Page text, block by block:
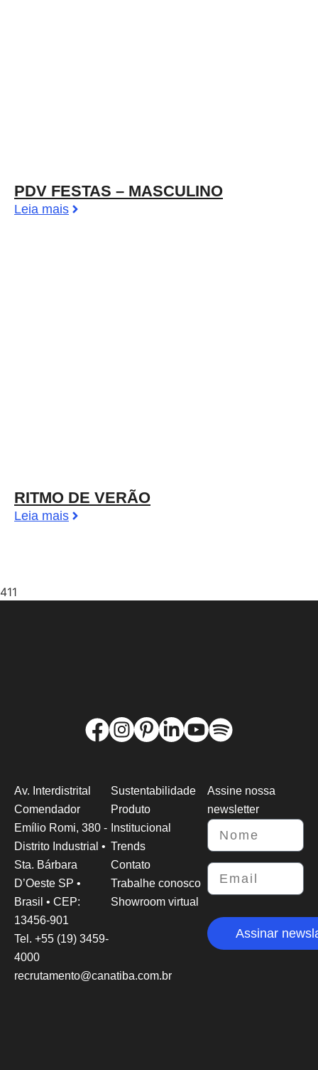
PDV FESTAS – MASCULINO
Leia mais
RITMO DE VERÃO
Leia mais
411
Av. Interdistrital
Comendador
Emílio Romi, 380 -
Distrito Industrial •
Sta. Bárbara
D’Oeste SP •
Brasil • CEP:
13456-901
Tel. +55 (19) 3459-
4000
recrutamento@canatiba.com.br
Sustentabilidade
Produto
Institucional
Trends
Contato
Trabalhe conosco
Showroom virtual
Assine nossa
newsletter
Assinar